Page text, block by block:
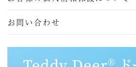
お問い合わせ